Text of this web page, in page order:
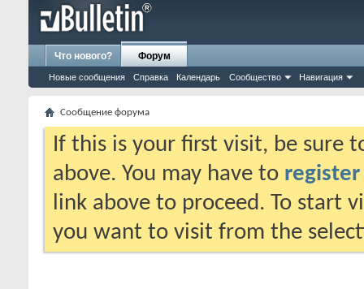
Что нового? Форум
Новые сообщения Справка Календарь Сообщество Навигация
Сообщение форума
If this is your first visit, be sure
above. You may have to register
link above to proceed. To start
you want to visit from the